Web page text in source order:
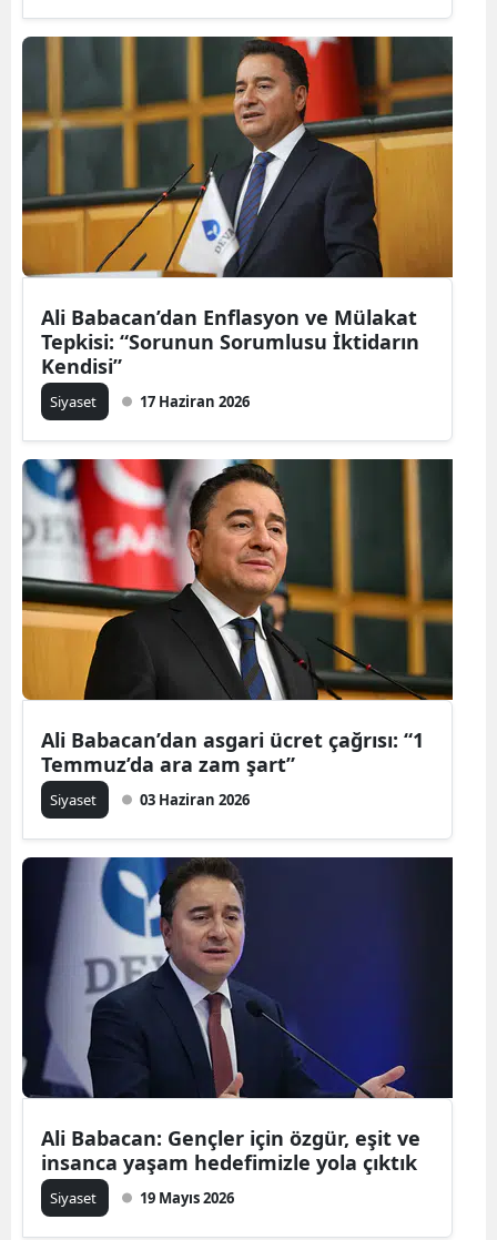
Ali Babacan’dan Enflasyon ve Mülakat
Tepkisi: “Sorunun Sorumlusu İktidarın
Kendisi”
Siyaset 17 Haziran 2026
Ali Babacan’dan asgari ücret çağrısı: “1
Temmuz’da ara zam şart”
Siyaset 03 Haziran 2026
Ali Babacan: Gençler için özgür, eşit ve
insanca yaşam hedefimizle yola çıktık
Siyaset 19 Mayıs 2026